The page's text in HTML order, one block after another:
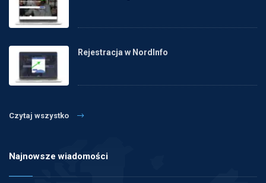
Rejestracja w NordInfo
Czytaj wszystko
Najnowsze wiadomości